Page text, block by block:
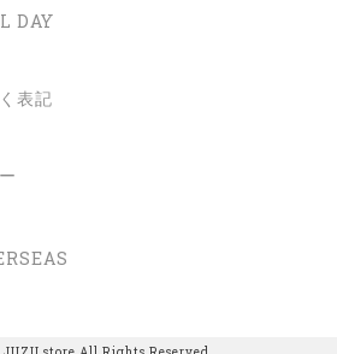
DAY
表記